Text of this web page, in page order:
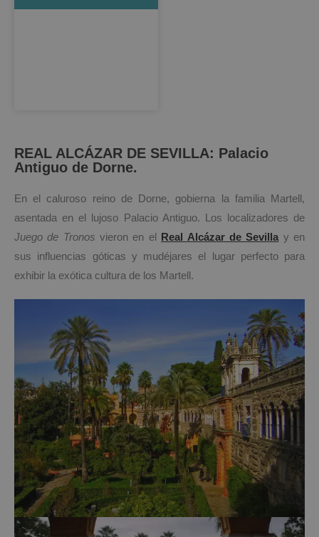
REAL ALCÁZAR DE SEVILLA: Palacio
Antiguo de Dorne.
En el caluroso reino de Dorne, gobierna la familia Martell,
asentada en el lujoso Palacio Antiguo. Los localizadores de
Juego de Tronos vieron en el Real Alcázar de Sevilla y en
sus influencias góticas y mudéjares el lugar perfecto para
exhibir la exótica cultura de los Martell.